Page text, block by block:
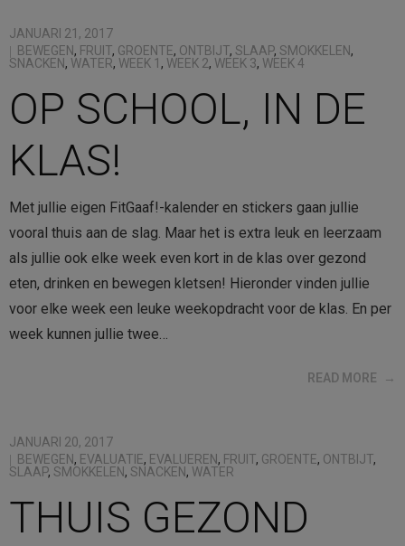
JANUARI 21, 2017
BEWEGEN, FRUIT, GROENTE, ONTBIJT, SLAAP, SMOKKELEN,
SNACKEN, WATER, WEEK 1 , WEEK 2, WEEK 3, WEEK 4
OP SCHOOL, IN DE
KLAS!
Met jullie eigen FitGaaf!-kalender en stickers gaan jullie
vooral thuis aan de slag. Maar het is extra leuk en leerzaam
als jullie ook elke week even kort in de klas over gezond
eten, drinken en bewegen kletsen! Hieronder vinden jullie
voor elke week een leuke weekopdracht voor de klas. En per
week kunnen jullie twee…
READ MORE
JANUARI 20, 2017
BEWEGEN, EVALUATIE, EVALUEREN, FRUIT, GROENTE, ONTBIJT,
SLAAP, SMOKKELEN, SNACKEN, WATER
THUIS GEZOND